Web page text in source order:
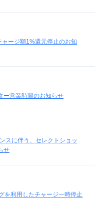
ャージ額1%還元停止のお知
ー営業時間のお知らせ
スに伴う、セレクトショッ
せ
を利用したチャージ一時停止